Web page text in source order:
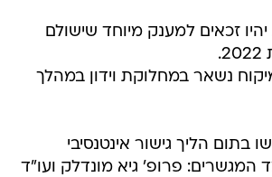
זכאים למענק מיוחד שישולם
נשאר במחלוקת וידון במהלך
בתום הליך גישור אינטנסיבי
המגשרים: פרופ' גיא מונדלק ועו"ד